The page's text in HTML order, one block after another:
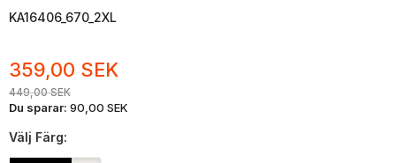
KA16406_670_2XL
359,00 SEK
449,00 SEK
Du sparar: 90,00 SEK
Välj Färg: